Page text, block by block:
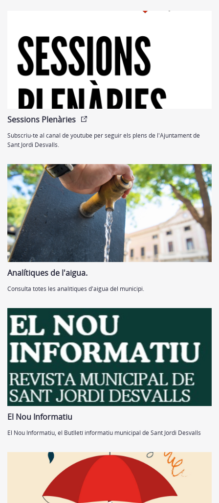
Sessions Plenàries
Subscriu-te al canal de youtube per seguir els plens de l'Ajuntament de
Sant Jordi Desvalls.
Analítiques de l'aigua.
Consulta totes les analítiques d'aigua del municipi.
El Nou Informatiu
El Nou Informatiu, el Butlletí informatiu municipal de Sant Jordi Desvalls